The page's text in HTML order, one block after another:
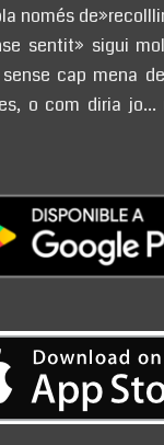
només
sentit» sigui
sense cap mena
o com diria